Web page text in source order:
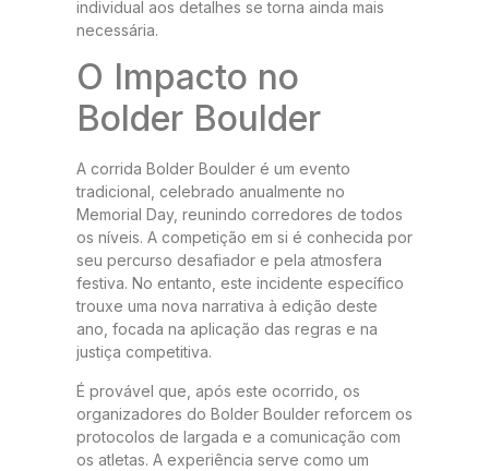
individual aos detalhes se torna ainda mais
necessária.
O Impacto no
Bolder Boulder
A corrida Bolder Boulder é um evento
tradicional, celebrado anualmente no
Memorial Day, reunindo corredores de todos
os níveis. A competição em si é conhecida por
seu percurso desafiador e pela atmosfera
festiva. No entanto, este incidente específico
trouxe uma nova narrativa à edição deste
ano, focada na aplicação das regras e na
justiça competitiva.
É provável que, após este ocorrido, os
organizadores do Bolder Boulder reforcem os
protocolos de largada e a comunicação com
os atletas. A experiência serve como um